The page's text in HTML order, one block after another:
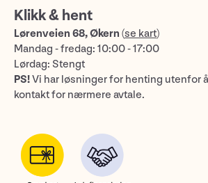
Klikk & hent
Lørenveien 68, Økern (se kart)
Mandag - fredag: 10:00 - 17:00
Lørdag: Stengt
PS!Vi har løsninger for henting utenfor
kontakt for nærmere avtale.